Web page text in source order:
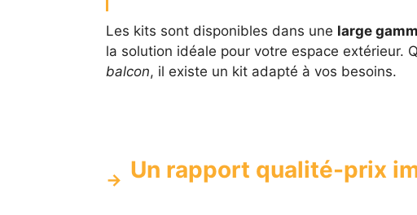
Les kits sont disponibles dans une large
la solution idéale pour votre espace extérieur.
balcon, il existe un kit adapté à vos besoins.
Un rapport qualité-prix